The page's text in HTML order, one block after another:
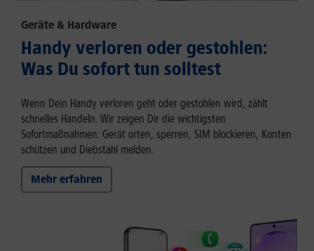
Geräte & Hardware
Handy verloren oder gestohlen:
Was Du sofort tun solltest
Wenn Dein Handy verloren geht oder gestohlen wird, zählt
schnelles Handeln. Wir zeigen Dir die wichtigsten
Sofortmaßnahmen: Gerät orten, sperren, SIM blockieren, Konten
schützen und Diebstahl melden.
Mehr erfahren